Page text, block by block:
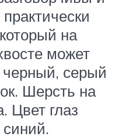
на
может
серый
Шерсть на
Цвет глаз
синий.